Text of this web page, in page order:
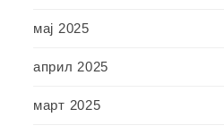
мај 2025
април 2025
март 2025